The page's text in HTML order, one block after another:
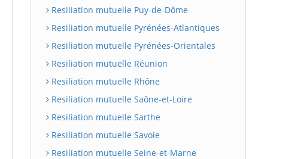
Resiliation mutuelle Puy-de-Dôme
Resiliation mutuelle Pyrénées-Atlantiques
Resiliation mutuelle Pyrénées-Orientales
Resiliation mutuelle Réunion
Resiliation mutuelle Rhône
Resiliation mutuelle Saône-et-Loire
Resiliation mutuelle Sarthe
Resiliation mutuelle Savoie
Resiliation mutuelle Seine-et-Marne